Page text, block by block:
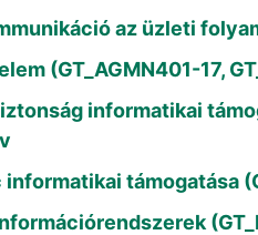
az üzleti
(GT_AGMN401-17,
informatikai
informatikai támogatása